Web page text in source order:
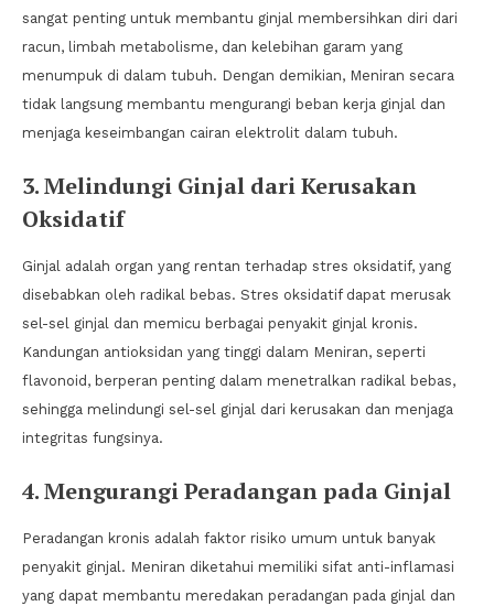
sangat penting untuk membantu ginjal membersihkan diri dari
racun, limbah metabolisme, dan kelebihan garam yang
menumpuk di dalam tubuh. Dengan demikian, Meniran secara
tidak langsung membantu mengurangi beban kerja ginjal dan
menjaga keseimbangan cairan elektrolit dalam tubuh.
3. Melindungi Ginjal dari Kerusakan
Oksidatif
Ginjal adalah organ yang rentan terhadap stres oksidatif, yang
disebabkan oleh radikal bebas. Stres oksidatif dapat merusak
sel-sel ginjal dan memicu berbagai penyakit ginjal kronis.
Kandungan antioksidan yang tinggi dalam Meniran, seperti
flavonoid, berperan penting dalam menetralkan radikal bebas,
sehingga melindungi sel-sel ginjal dari kerusakan dan menjaga
integritas fungsinya.
4. Mengurangi Peradangan pada Ginjal
Peradangan kronis adalah faktor risiko umum untuk banyak
penyakit ginjal. Meniran diketahui memiliki sifat anti-inflamasi
yang dapat membantu meredakan peradangan pada ginjal dan